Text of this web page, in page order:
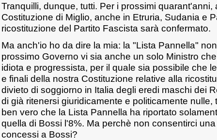
Tranquilli, dunque, tutti. Per i prossimi quarant'anni,
Costituzione di Miglio, anche in Etruria, Sudania e
ricostituzione del Partito Fascista sarà confermato.
Ma anch'io ho da dire la mia: la "Lista Pannella"
prossimo Governo vi sia anche un solo Ministro
idiota e progressista, per il quale sia possibile che
e finali della nostra Costituzione relative alla
divieto di soggiorno in Italia degli eredi maschi dei
di già ritenersi giuridicamente e politicamente nulle,
ben vero che la Lista Pannella ha riportato
quella di Bossi l'8%. Ma perchè non consentirci
concessi a Bossi?